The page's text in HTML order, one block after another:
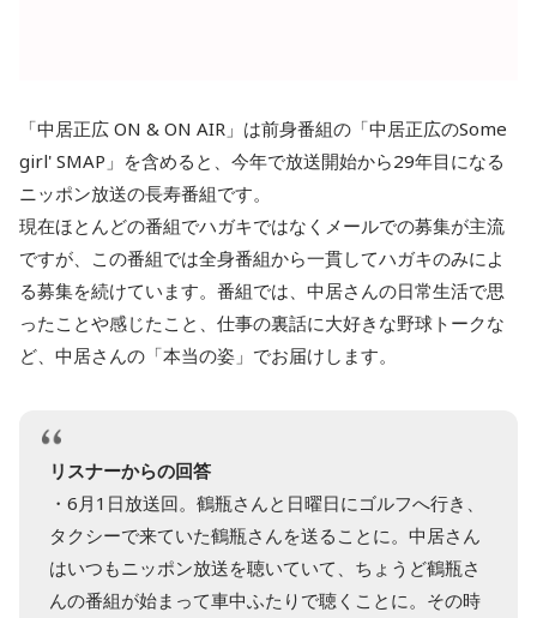
「中居正広 ON & ON AIR」は前身番組の「中居正広のSome
girl' SMAP」を含めると、今年で放送開始から29年目になる
ニッポン放送の長寿番組です。
現在ほとんどの番組でハガキではなくメールでの募集が主流
ですが、この番組では全身番組から一貫してハガキのみによ
る募集を続けています。番組では、中居さんの日常生活で思
ったことや感じたこと、仕事の裏話に大好きな野球トークな
ど、中居さんの「本当の姿」でお届けします。
リスナーからの回答
・6月1日放送回。鶴瓶さんと日曜日にゴルフへ行き、
タクシーで来ていた鶴瓶さんを送ることに。中居さん
はいつもニッポン放送を聴いていて、ちょうど鶴瓶さ
んの番組が始まって車中ふたりで聴くことに。その時